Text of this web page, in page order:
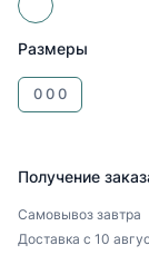
Размеры
000
Получение
Самовывоз завтра
Доставка с 10